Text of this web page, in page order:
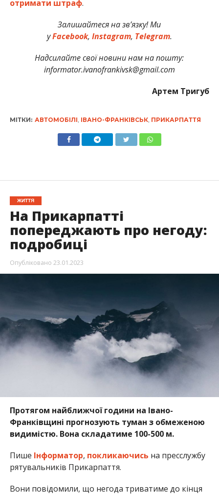
отримати штраф.
Залишайтеся на зв’язку! Ми
уFacebook, Instagram, Telegram.
Надсилайте свої новини нам на пошту:
informator.ivanofrankivsk@gmail.com
Артем Тригуб
МІТКИ: АВТОМОБІЛІ, ІВАНО-ФРАНКІВСЬК, ПРИКАРПАТТЯ
ЖИТТЯ
На Прикарпатті
попереджають про негоду:
подробиці
Опубліковано 23.01.2023
Протягом найближчої години на Івано-
Франківщині прогнозують туман з обмеженою
видимістю. Вона складатиме 100-500 м.
Пише Інформатор, покликаючись на пресслужбу
рятувальників Прикарпаття.
Вони повідомили, що негода триватиме до кінця